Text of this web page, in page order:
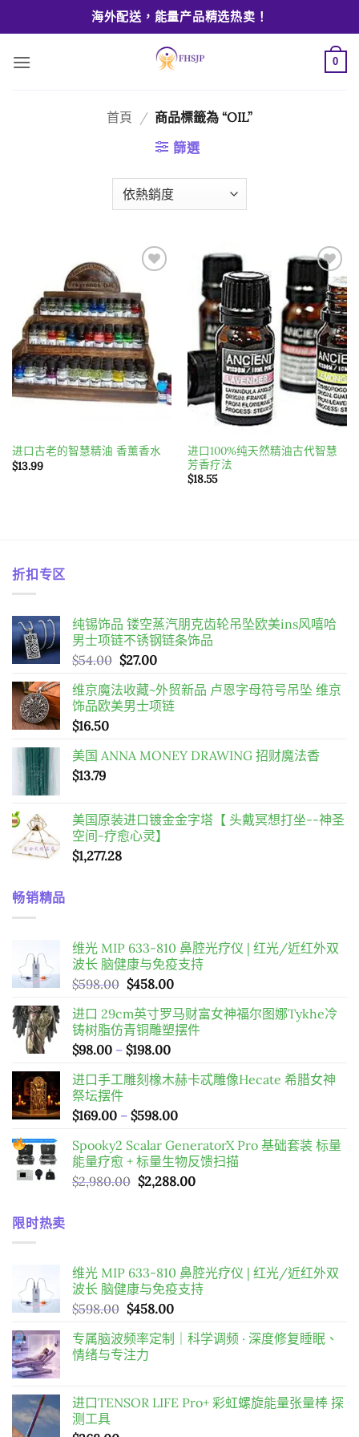
海外配送，能量产品精选热卖！
0
首頁 / 商品標籤為 “OIL”
篩選
wishlist
进口古老的智慧精油 香薰香水
$13.99
Add to
wishlist
进口100%纯天然精油古代智慧
芳香疗法
$18.55
折扣专区
纯锡饰品 镂空蒸汽朋克齿轮吊坠欧美ins风嘻哈
男士项链不锈钢链条饰品
$54.00 原
價
格：
$27.00目
價
格：
维京魔法收藏~外贸新品 卢恩字母符号吊坠 维京
饰品欧美男士项链
$16.50
美国 ANNA MONEY DRAWING 招财魔法香
$13.79
美国原装进口镀金金字塔【 头戴冥想打坐--神圣
空间-疗愈心灵】
$1,277.28
畅销精品
维光 MIP 633-810 鼻腔光疗仪 | 红光/近红外双
波长 脑健康与免疫支持
$598.00 原
價
格：
$598.00。
$458.00目
價
格：
进口 29cm英寸罗马财富女神福尔图娜Tykhe冷
铸树脂仿青铜雕塑摆件
$98.00 – $198.00價
範
$98.00
$198.00
进口手工雕刻橡木赫卡忒雕像Hecate 希腊女神
祭坛摆件
$169.00 – $598.00價
範
圍：
$169.00
Spooky2 Scalar GeneratorX Pro 基础套装 标量
能量疗愈 + 标量生物反馈扫描
$2,980.00 原
$2,288.00目
限时热卖
维光 MIP 633-810 鼻腔光疗仪 | 红光/近红外双
波长 脑健康与免疫支持
$598.00 原
價
格：
$458.00目
價
专属脑波频率定制｜科学调频 · 深度修复睡眠、
情绪与专注力
进口TENSOR LIFE Pro+ 彩虹螺旋能量张量棒 探
测工具